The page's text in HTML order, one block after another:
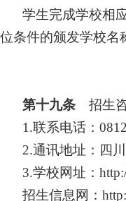
学生完成学校相
位条件的颁发学校名
第十九条 招生
1.联系电话：
2.通讯地址：四
3.学校网址：
招生信息网：